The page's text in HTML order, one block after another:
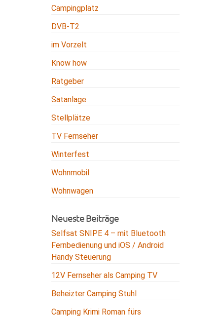
Campingplatz
DVB-T2
im Vorzelt
Know how
Ratgeber
Satanlage
Stellplätze
TV Fernseher
Winterfest
Wohnmobil
Wohnwagen
Neueste Beiträge
Selfsat SNIPE 4 – mit Bluetooth
Fernbedienung und iOS / Android
Handy Steuerung
12V Fernseher als Camping TV
Beheizter Camping Stuhl
Camping Krimi Roman fürs